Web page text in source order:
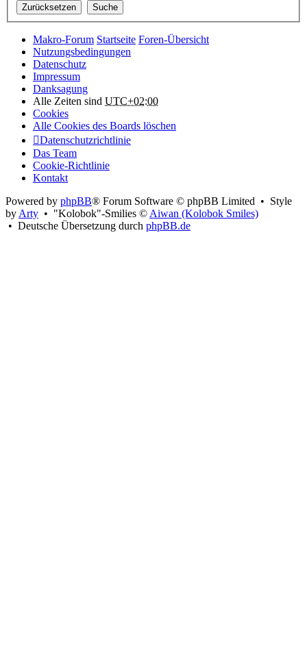
Makro-Forum Startseite Foren-Übersicht
Nutzungsbedingungen
Datenschutz
Impressum
Danksagung
Alle Zeiten sind UTC+02:00
Cookies
Alle Cookies des Boards löschen
Datenschutzrichtlinie
Das Team
Cookie-Richtlinie
Kontakt
Powered by phpBB® Forum Software © phpBB Limited • Style
by Arty • "Kolobok"-Smilies © Aiwan (Kolobok Smiles)
• Deutsche Übersetzung durch phpBB.de